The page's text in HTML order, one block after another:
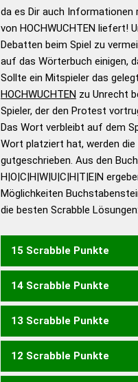
Wortanalyse-Algorithmus
Wortbedeutung,
Gültigkeit eines Wortes für
bestimmen!
zugelassene
Wörterbücher sind:
Duden
Bänden
Duden
Deutsch
Duden
Duden
Universalwörterbuch
da es Dir auch Informationen
von HOCHWUCHTEN liefert!
Debatten beim Spiel zu
auf das Wörterbuch einigen,
Sollte ein Mitspieler das
HOCHWUCHTEN zu Unrecht
Spieler, der den Protest
Das Wort verbleibt auf dem
Wort platziert hat, werden
gutgeschrieben. Aus den
H|O|C|H|W|U|C|H|T|E|N
Möglichkeiten
die besten Scrabble Lösungen:
15 Scrabble Punkte
COUCHEN
14 Scrabble Punkte
CONCHE
13 Scrabble Punkte
COUCH WOCHEN
12 Scrabble Punkte